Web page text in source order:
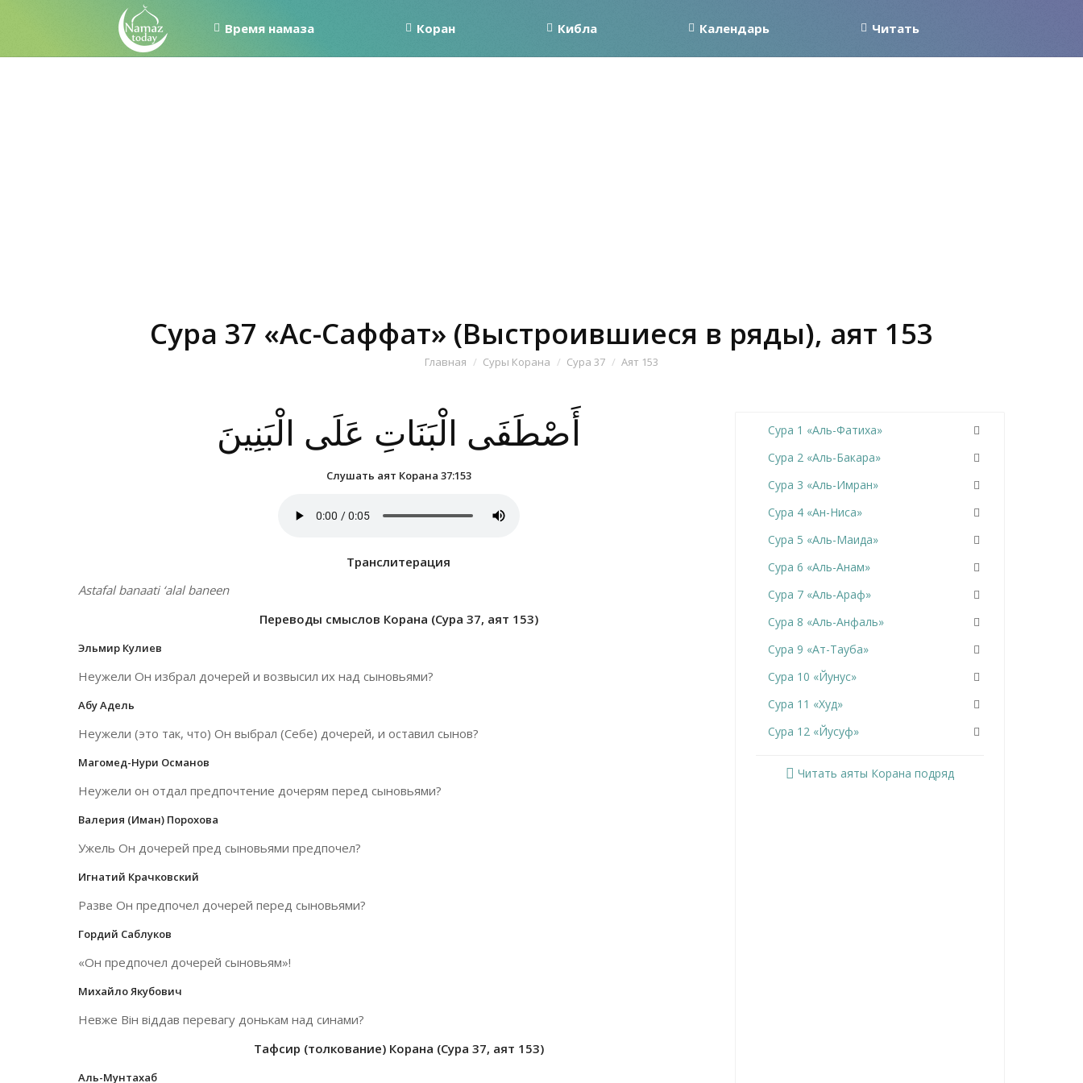
Время намаза Коран Кибла Календарь Читать
Сура 37 «Ас-Саффат» (Выстроившиеся в ряды), аят 153
Вы здесь:
Главная Суры Корана Сура 37 Аят 153
أَصْطَفَى الْبَنَاتِ عَلَى الْبَنِينَ
Слушать аят Корана 37:153
Транслитерация
Astafal banaati ‘alal baneen
Переводы смыслов Корана (Сура 37, аят 153)
Эльмир Кулиев
Неужели Он избрал дочерей и возвысил их над сыновьями?
Абу Адель
Неужели (это так, что) Он выбрал (Себе) дочерей, и оставил сынов?
Магомед-Нури Османов
Неужели он отдал предпочтение дочерям перед сыновьями?
Валерия (Иман) Порохова
Ужель Он дочерей пред сыновьями предпочел?
Игнатий Крачковский
Разве Он предпочел дочерей перед сыновьями?
Гордий Саблуков
«Он предпочел дочерей сыновьям»!
Михайло Якубович
Невже Він віддав перевагу донькам над синами?
Тафсир (толкование) Корана (Сура 37, аят 153)
Аль-Мунтахаб
Сура 1 «Аль-Фатиха»
Сура 2 «Аль-Бакара»
Сура 3 «Аль-Имран»
Сура 4 «Ан-Ниса»
Сура 5 «Аль-Маида»
Сура 6 «Аль-Анам»
Сура 7 «Аль-Араф»
Сура 8 «Аль-Анфаль»
Сура 9 «Ат-Тауба»
Сура 10 «Йунус»
Сура 11 «Худ»
Сура 12 «Йусуф»
Читать аяты Корана подряд